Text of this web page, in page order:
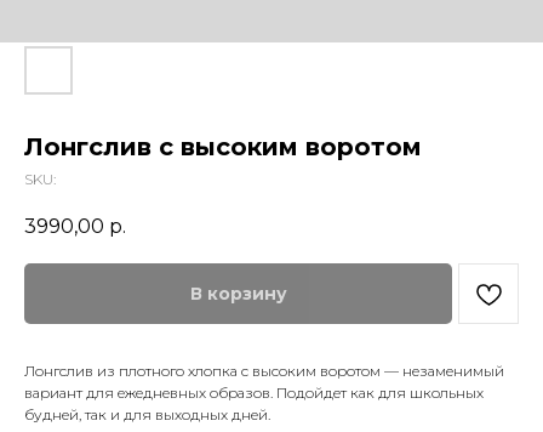
Лонгслив с высоким воротом
SKU:
3990,00 р.
В корзину
Лонгслив из плотного хлопка с высоким воротом — незаменимый
вариант для ежедневных образов. Подойдет как для школьных
будней, так и для выходных дней.